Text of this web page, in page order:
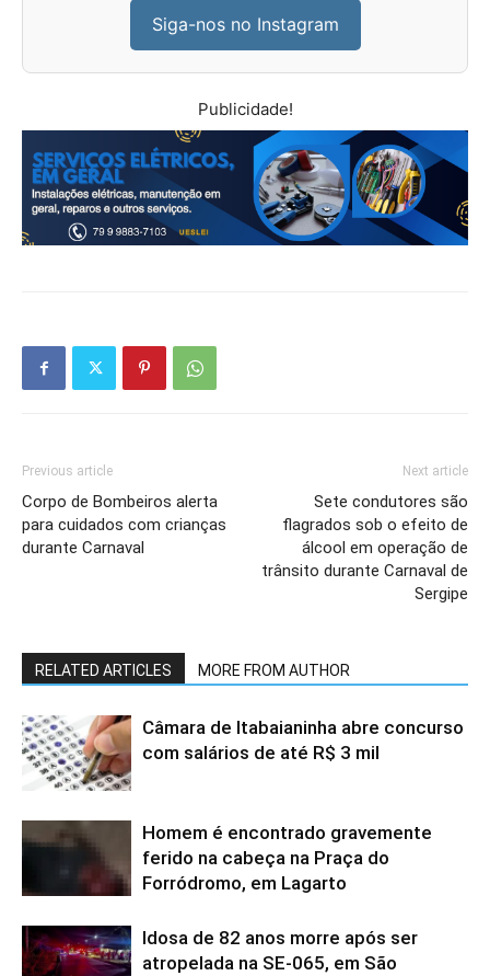
Siga-nos no Instagram
Publicidade!
Previous article
Corpo de Bombeiros alerta
para cuidados com crianças
durante Carnaval
Next article
Sete condutores são
flagrados sob o efeito de
álcool em operação de
trânsito durante Carnaval de
Sergipe
RELATED ARTICLES MORE FROM AUTHOR
Câmara de Itabaianinha abre concurso
com salários de até R$ 3 mil
Homem é encontrado gravemente
ferido na cabeça na Praça do
Forródromo, em Lagarto
Idosa de 82 anos morre após ser
atropelada na SE-065, em São